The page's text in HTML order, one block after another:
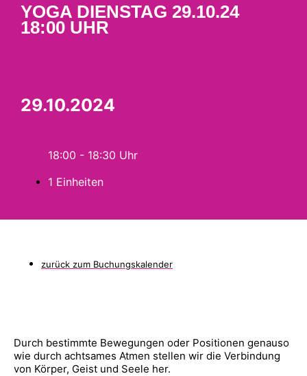
YOGA DIENSTAG 29.10.24
18:00 UHR
29.10.2024
18:00 - 18:30
1 Einheiten
zurück zum Buchungskalender
Durch bestimmte Bewegungen oder Positionen genauso
wie durch achtsames Atmen stellen wir die Verbindung
von Körper, Geist und Seele her.